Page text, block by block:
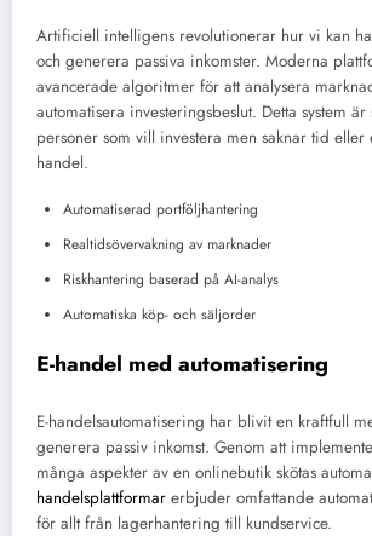
Artificiell intelligens revolutionerar hur vi kan
och generera passiva inkomster. Moderna
avancerade algoritmer för att analysera
automatisera investeringsbeslut. Detta system
personer som vill investera men saknar tid
handel.
Automatiserad portföljhantering
Realtidsövervakning av marknader
Riskhantering baserad på AI-analys
Automatiska köp- och säljorder
E-handel med automatisering
E-handelsautomatisering har blivit en kraftfull
generera passiv inkomst. Genom att
många aspekter av en onlinebutik skötas
handelsplattformar erbjuder omfattande
för allt från lagerhantering till kundservice.